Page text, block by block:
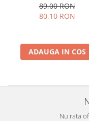
Break 03 - 5,5g
89,00 RON
80,10 RON
ADAUGA IN COS
Nu rata